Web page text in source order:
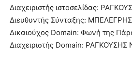
Διαχειριστής ιστοσελίδας:
Διευθυντής Σύνταξης:
Δικαιούχος Domain: Φωνή της
Διαχειριστής Domain: ΡΑΓΚΟΥΣΗΣ